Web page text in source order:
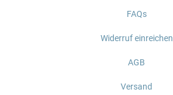
FAQs
Widerruf einreichen
AGB
Versand